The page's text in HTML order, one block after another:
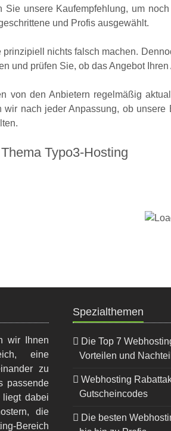
Sie unsere Kaufempfehlung, um
und Profis ausgewählt.
nichts falsch machen.
und prüfen Sie, ob das Angebot
von den Anbietern regelmäßig
wir nach jeder Anpassung, ob
Typo3-Hosting
wir Ihnen
eine
zu
passende
liegt dabei
die
Bereich
Spezialthemen
Die Top 7
Vorteilen und
Webhosting
Gutscheincodes
Die besten